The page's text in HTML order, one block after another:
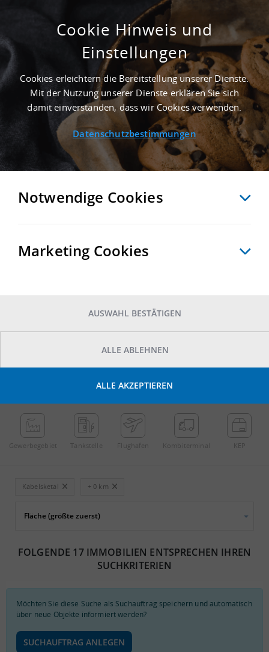
SUCHE ANPASSEN
17 Treffer anzeigen
17
POINTS OF INTEREST
Gewerbe­gebiet Tankstelle Flughafen Kombi­terminal KEP
Kabelsketal + 0 km
FOLGENDE 17 IMMOBILIEN ENTSPRECHEN IHREN
SUCHKRITERIEN
Möchten Sie diese Suche als Suchauftrag speichern und automatisch
über neue Objekte informiert werden?
SUCHAUFTRAG ANLEGEN
Cookie Hinweis und
Einstellungen
Cookies erleichtern die Bereitstellung unserer Dienste.
Mit der Nutzung unserer Dienste erklären Sie sich
damit einverstanden, dass wir Cookies verwenden.
Datenschutzbestimmungen
Notwendige Cookies
Marketing Cookies
AUSWAHL BESTÄTIGEN
ALLE ABLEHNEN
ALLE AKZEPTIEREN